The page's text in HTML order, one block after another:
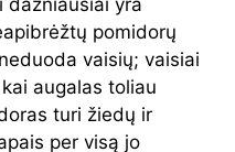
pomidorų
vaisių; vaisiai
augalas toliau
turi žiedų ir
per visą jo